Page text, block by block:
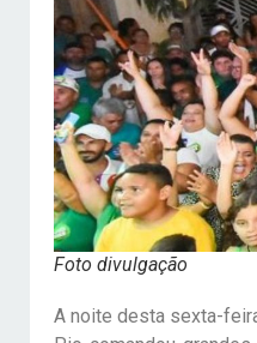
Foto divulgação
A noite desta sexta-